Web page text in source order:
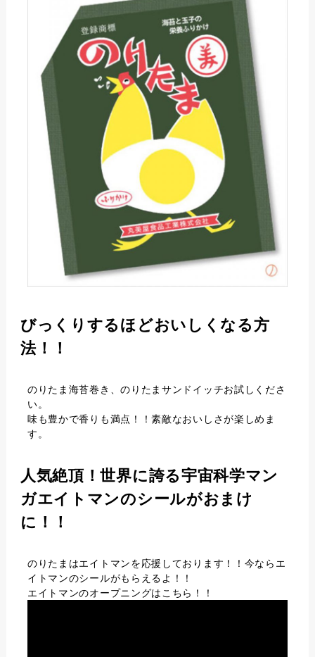
びっくりするほどおいしくなる方
法！！
のりたま海苔巻き、のりたまサンドイッチお試しくださ
い。
味も豊かで香りも満点！！素敵なおいしさが楽しめま
す。
人気絶頂！世界に誇る宇宙科学マン
ガエイトマンのシールがおまけ
に！！
のりたまはエイトマンを応援しております！！今ならエ
イトマンのシールがもらえるよ！！
エイトマンのオープニングはこちら！！